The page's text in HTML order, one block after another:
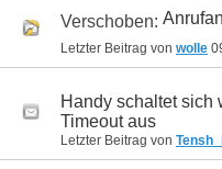
Verschoben:
Letzter Beitrag von wolle
Handy schaltet sich
Timeout aus
Letzter Beitrag von